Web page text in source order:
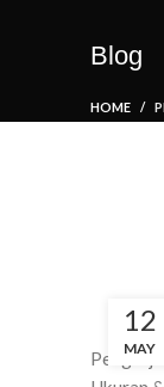
Blog
HOME
12
MAY